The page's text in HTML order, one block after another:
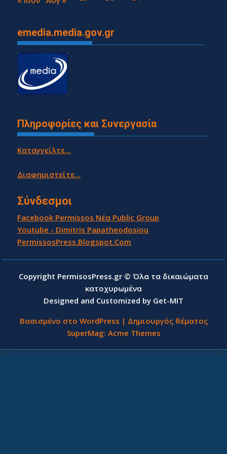
emedia.media.gov.gr
Πληροφορίες και Συνεργασία
Καταγγείλτε...
Διαφημιστείτε...
Σύνδεσμοι
Facebook Permissos Νέα Public Group
Youtube - Dimitris Papatheodosiou
PermissosPress.Blogspot.Com
Copyright PermisosPress.gr © Όλα τα δικαιώματα
κατοχυρωμένα
Designed and Customized by Get-MIT
Βασισμένο στο WordPress | Δημιουργός θέματος
SuperMag: Acme Themes